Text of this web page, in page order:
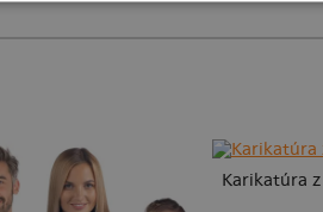
Karikatúra